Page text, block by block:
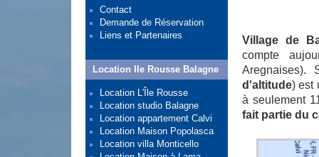
Village de
compte
d'altitude) est
à seulement
fait partie du
Contact
Demande de Réservation
Liens et Partenaires
Location Ile Rousse Balagne
Location L'Île Rousse
Location studio Balagne
Location appartement Calvi
Location Maison Popolasca
Location villa Monticello